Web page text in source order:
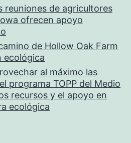
reuniones de agricultores
ofrecen apoyo
de Hollow Oak Farm
ecológica
al máximo las
programa TOPP del Medio
recursos y el apoyo en
ecológica